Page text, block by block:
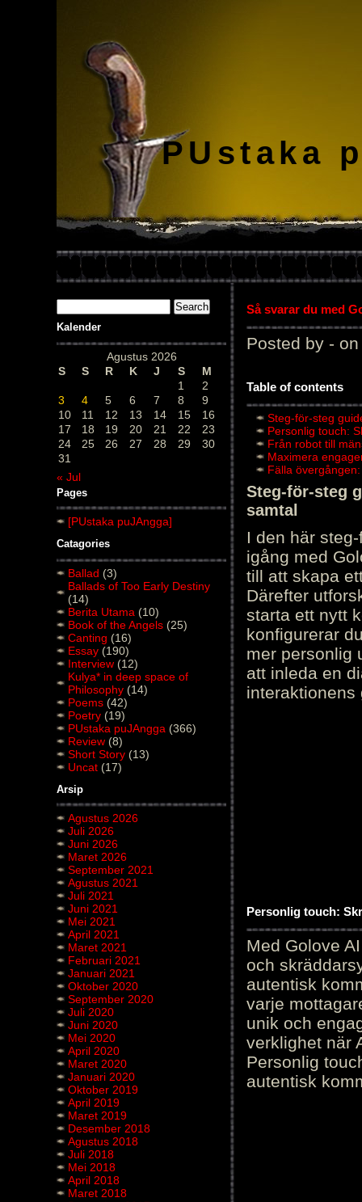
PUstaka
Kalender
Agustus 2026
S
S R K J S
M
1
2
3
4 5 6 7 8
9
10
11 12 13 14 15
16
17
18 19 20 21 22
23
24
25 26 27 28 29
30
31
« Jul
Pages
[PUstaka puJAngga]
Catagories
Ballad (3)
Ballads of Too Early Destiny
(14)
Berita Utama (10)
Book of the Angels (25)
Canting (16)
Essay (190)
Interview (12)
Kulya* in deep space of
Philosophy (14)
Poems (42)
Poetry (19)
PUstaka puJAngga (366)
Review (8)
Short Story (13)
Uncat (17)
Arsip
Agustus 2026
Juli 2026
Juni 2026
Maret 2026
September 2021
Agustus 2021
Juli 2021
Juni 2021
Mei 2021
April 2021
Maret 2021
Februari 2021
Januari 2021
Oktober 2020
September 2020
Juli 2020
Juni 2020
Mei 2020
April 2020
Maret 2020
Januari 2020
Oktober 2019
April 2019
Maret 2019
Desember 2018
Agustus 2018
Juli 2018
Mei 2018
April 2018
Maret 2018
Så svarar du med
Posted by - on
Table of contents
Steg-för-steg
Personlig touch:
Från robot till
Maximera
Fälla
Steg-för-steg
samtal
I den här
igång med
till att skapa
Därefter
starta ett nytt
konfigurerar
mer personlig
att inleda en
interaktionens
Personlig touch:
Med Golove
och
autentisk
varje
unik och
verklighet när
Personlig
autentisk